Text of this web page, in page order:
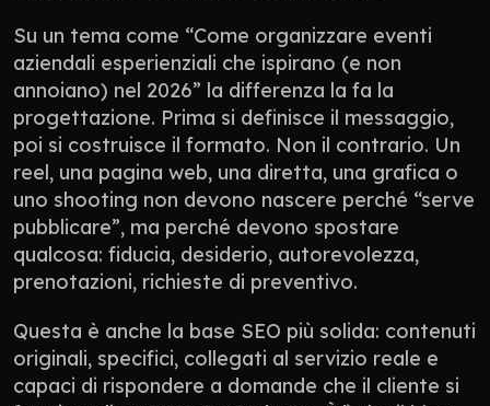
Su un tema come “Come organizzare eventi
aziendali esperienziali che ispirano (e non
annoiano) nel 2026” la differenza la fa la
progettazione. Prima si definisce il messaggio,
poi si costruisce il formato. Non il contrario. Un
reel, una pagina web, una diretta, una grafica o
uno shooting non devono nascere perché “serve
pubblicare”, ma perché devono spostare
qualcosa: fiducia, desiderio, autorevolezza,
prenotazioni, richieste di preventivo.
Questa è anche la base SEO più solida: contenuti
originali, specifici, collegati al servizio reale e
capaci di rispondere a domande che il cliente si